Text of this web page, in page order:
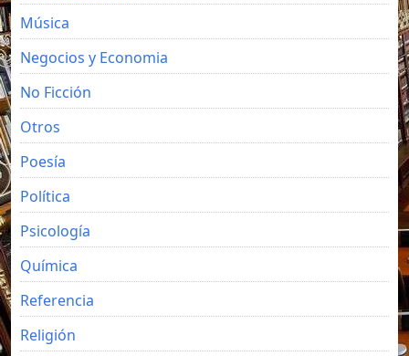
Música
Negocios y Economia
No Ficción
Otros
Poesía
Política
Psicología
Química
Referencia
Religión